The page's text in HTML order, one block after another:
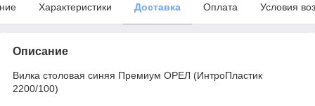
Характеристики Доставка Оплата Условия
Описание
Вилка столовая синяя Премиум ОРЕЛ (ИнтроПластик
2200/100)